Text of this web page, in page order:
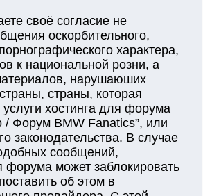
своё согласие не
оскорбительного,
характера,
к национальной розни, а
нарушаюших
страны, которая
услуги хостинга для форума
/ Форум BMW Fanatics”, или
законодательства. В случае
сообщений,
форума может заблокировать
об этом в